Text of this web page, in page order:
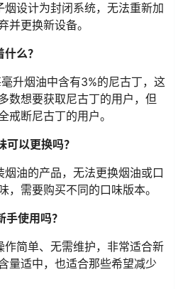
设计为封闭系统，无法重新加
并更换新设备。
么？
升烟油中含有3%的尼古丁，这
数想要获取尼古丁的用户，但
戒断尼古丁的用户。
以更换吗？
油的产品，无法更换烟油或口
，需要购买不同的口味版本。
使用吗？
简单、无需维护，非常适合新
量适中，也适合那些希望减少